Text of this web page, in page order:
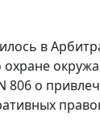
в
охране
806 о